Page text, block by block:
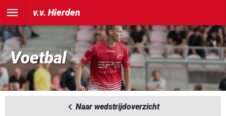
v.v. Hierden
Voetbal
Naar wedstrijdoverzicht